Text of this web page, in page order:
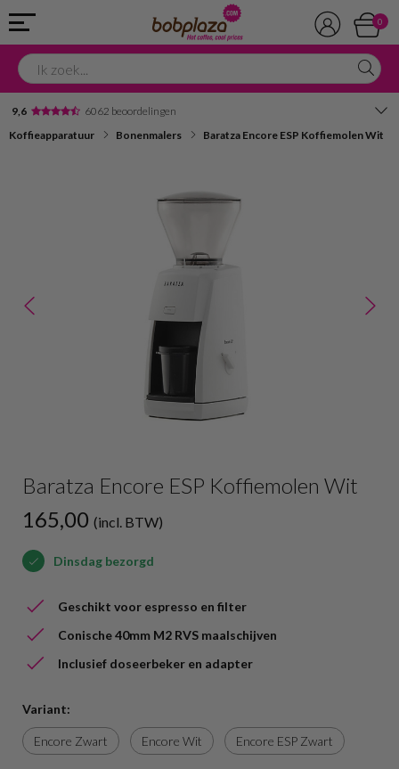
0
9,6 6062 beoordelingen
Koffieapparatuur Bonenmalers Baratza Encore ESP Koffiemolen Wit
Baratza Encore ESP Koffiemolen Wit
165,00 (incl. BTW)
Dinsdag bezorgd
Geschikt voor espresso en filter
Conische 40mm M2 RVS maalschijven
Inclusief doseerbeker en adapter
Variant:
Encore Zwart Encore Wit Encore ESP Zwart